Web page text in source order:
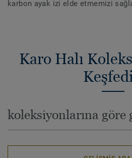
karbon ayak izi elde etmemizi
Karo Halı
koleksiyonlarına göre